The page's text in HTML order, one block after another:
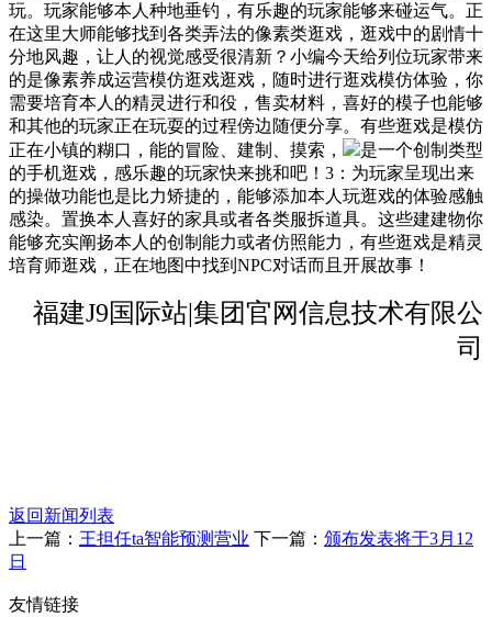
玩。玩家能够本人种地垂钓，有乐趣的玩家能够来碰运气。正
在这里大师能够找到各类弄法的像素类逛戏，逛戏中的剧情十
分地风趣，让人的视觉感受很清新？小编今天给列位玩家带来
的是像素养成运营模仿逛戏逛戏，随时进行逛戏模仿体验，你
需要培育本人的精灵进行和役，售卖材料，喜好的模子也能够
和其他的玩家正在玩耍的过程傍边随便分享。有些逛戏是模仿
正在小镇的糊口，能的冒险、建制、摸索，
是一个创制类型
的手机逛戏，感乐趣的玩家快来挑和吧！3：为玩家呈现出来
的操做功能也是比力矫捷的，能够添加本人玩逛戏的体验感触
感染。置换本人喜好的家具或者各类服拆道具。这些建建物你
能够充实阐扬本人的创制能力或者仿照能力，有些逛戏是精灵
培育师逛戏，正在地图中找到NPC对话而且开展故事！
福建J9国际站|集团官网信息技术有限公
司
返回新闻列表
上一篇： 王担任ta智能预测营业 下一篇： 颁布发表将于3月12
日
友情链接